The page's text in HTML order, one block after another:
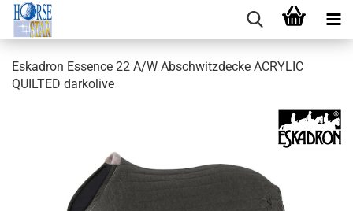
Eskadron Essence 22 A/W Abschwitzdecke ACRYLIC
QUILTED darkolive